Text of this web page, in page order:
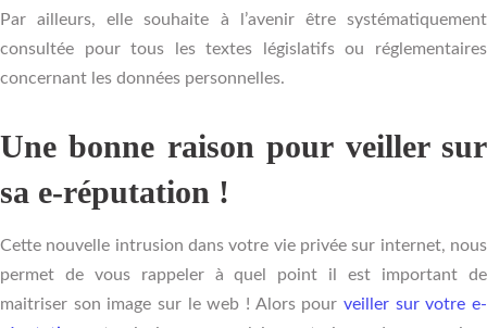
Par ailleurs, elle souhaite à l’avenir être systématiquement
consultée pour tous les textes législatifs ou réglementaires
concernant les données personnelles.
Une bonne raison pour veiller sur
sa e-réputation !
Cette nouvelle intrusion dans votre vie privée sur internet, nous
permet de vous rappeler à quel point il est important de
maitriser son image sur le web ! Alors pour veiller sur votre e-